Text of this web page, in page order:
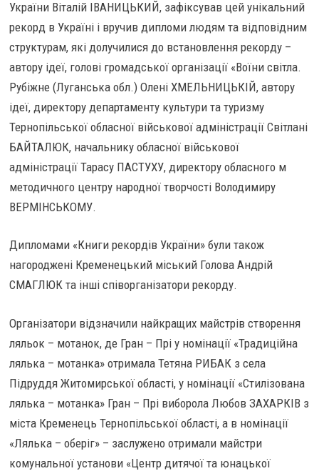
України Віталій ІВАНИЦЬКИЙ, зафіксував цей унікальний
рекорд в Україні і вручив дипломи людям та відповідним
структурам, які долучилися до встановлення рекорду –
автору ідеї, голові громадської організації «Воїни світла.
Рубіжне (Луганська обл.) Олені ХМЕЛЬНИЦЬКІЙ, автору
ідеї, директору департаменту культури та туризму
Тернопільської обласної військової адміністрації Світлані
БАЙТАЛЮК, начальнику обласної військової
адміністрації Тарасу ПАСТУХУ, директору обласного м
методичного центру народної творчості Володимиру
ВЕРМІНСЬКОМУ.
Дипломами «Книги рекордів України» були також
нагороджені Кременецький міський Голова Андрій
СМАГЛЮК та інші співорганізатори рекорду.
Організатори відзначили найкращих майстрів створення
ляльок – мотанок, де Гран – Прі у номінації «Традиційна
лялька – мотанка» отримала Тетяна РИБАК з села
Підруддя Житомирської області, у номінації «Стилізована
лялька – мотанка» Гран – Прі виборола Любов ЗАХАРКІВ з
міста Кременець Тернопільської області, а в номінації
«Лялька – оберіг» – заслужено отримали майстри
комунальної установи «Центр дитячої та юнацької